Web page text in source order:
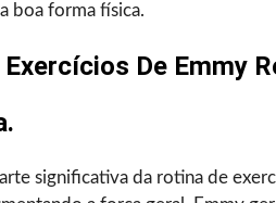
boa forma física.
De Emmy
significativa da rotina de